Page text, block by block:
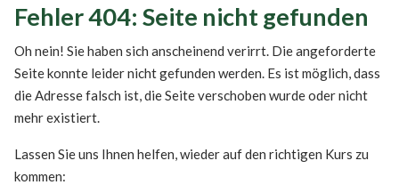
Fehler 404: Seite nicht gefunden
Oh nein! Sie haben sich anscheinend verirrt. Die angeforderte
Seite konnte leider nicht gefunden werden. Es ist möglich, dass
die Adresse falsch ist, die Seite verschoben wurde oder nicht
mehr existiert.
Lassen Sie uns Ihnen helfen, wieder auf den richtigen Kurs zu
kommen: